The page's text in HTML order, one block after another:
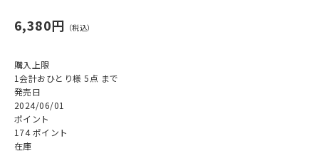
6,380円
購入上限
1会計おひとり様 5点 まで
発売日
2024/06/01
ポイント
174 ポイント
在庫